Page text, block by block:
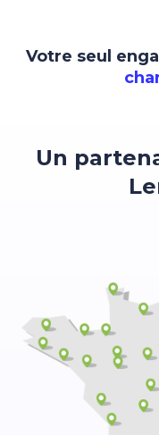
Votre seul
Un